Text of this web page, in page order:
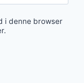
i denne browser